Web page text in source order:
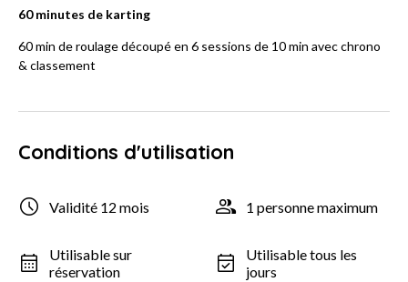
60 minutes de karting
60 min de roulage découpé en 6 sessions de 10 min avec chrono
& classement
Conditions d'utilisation
Validité 12 mois 1 personne maximum
Utilisable sur
réservation
Utilisable tous les
jours